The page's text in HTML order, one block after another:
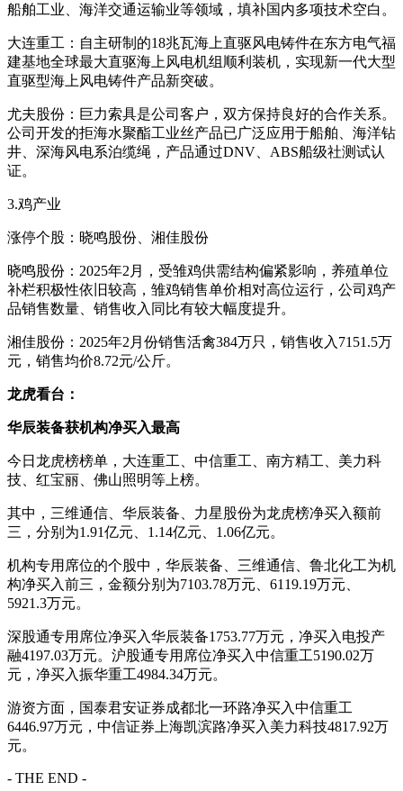
船舶工业、海洋交通运输业等领域，填补国内多项技术空白。
大连重工：自主研制的18兆瓦海上直驱风电铸件在东方电气福
建基地全球最大直驱海上风电机组顺利装机，实现新一代大型
直驱型海上风电铸件产品新突破。
尤夫股份：巨力索具是公司客户，双方保持良好的合作关系。
公司开发的拒海水聚酯工业丝产品已广泛应用于船舶、海洋钻
井、深海风电系泊缆绳，产品通过DNV、ABS船级社测试认
证。
3.鸡产业
涨停个股：晓鸣股份、湘佳股份
晓鸣股份：2025年2月，受雏鸡供需结构偏紧影响，养殖单位
补栏积极性依旧较高，雏鸡销售单价相对高位运行，公司鸡产
品销售数量、销售收入同比有较大幅度提升。
湘佳股份：2025年2月份销售活禽384万只，销售收入7151.5万
元，销售均价8.72元/公斤。
龙虎看台：
华辰装备获机构净买入最高
今日龙虎榜榜单，大连重工、中信重工、南方精工、美力科
技、红宝丽、佛山照明等上榜。
其中，三维通信、华辰装备、力星股份为龙虎榜净买入额前
三，分别为1.91亿元、1.14亿元、1.06亿元。
机构专用席位的个股中，华辰装备、三维通信、鲁北化工为机
构净买入前三，金额分别为7103.78万元、6119.19万元、
5921.3万元。
深股通专用席位净买入华辰装备1753.77万元，净买入电投产
融4197.03万元。沪股通专用席位净买入中信重工5190.02万
元，净买入振华重工4984.34万元。
游资方面，国泰君安证券成都北一环路净买入中信重工
6446.97万元，中信证券上海凯滨路净买入美力科技4817.92万
元。
- THE END -